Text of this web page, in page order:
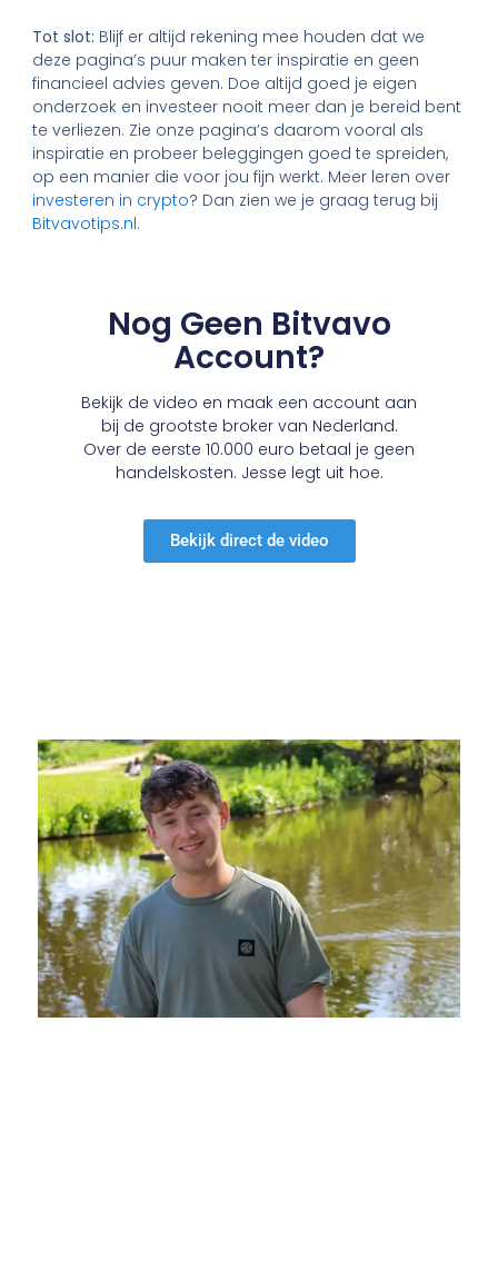
Tot slot: Blijf er altijd rekening mee houden dat we
deze pagina’s puur maken ter inspiratie en geen
financieel advies geven. Doe altijd goed je eigen
onderzoek en investeer nooit meer dan je bereid bent
te verliezen. Zie onze pagina’s daarom vooral als
inspiratie en probeer beleggingen goed te spreiden,
op een manier die voor jou fijn werkt. Meer leren over
investeren in crypto? Dan zien we je graag terug bij
Bitvavotips.nl.
Nog Geen Bitvavo
Account?
Bekijk de video en maak een account aan
bij de grootste broker van Nederland.
Over de eerste 10.000 euro betaal je geen
handelskosten. Jesse legt uit hoe.
Bekijk direct de video